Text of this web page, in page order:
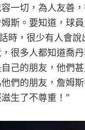
一切，為人友善
斯。要知道，球
時，很少有人會
很多人都知道喬
己的朋友，他們
們的朋友，詹姆
生了不尊重！”